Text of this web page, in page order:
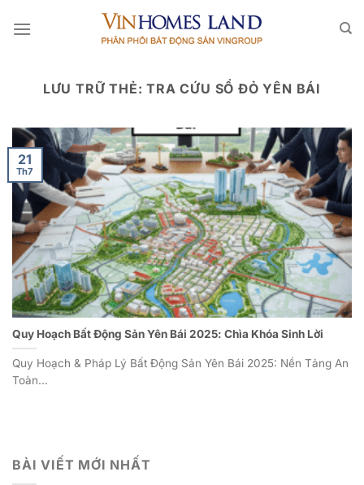
qua
LƯU TRỮ THẺ:TRA CỨU SỔ ĐỎ YÊN BÁI
Quy Hoạch Bất Động Sản Yên Bái 2025: Chìa Khóa Sinh Lời
Quy Hoạch & Pháp Lý Bất Động Sản Yên Bái 2025: Nền Tảng An
Toàn...
21
Th7
BÀI VIẾT MỚI NHẤT